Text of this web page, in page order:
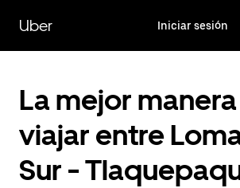
contenido
principal
Uber Iniciar sesión
La mejor
viajar entre
Sur -